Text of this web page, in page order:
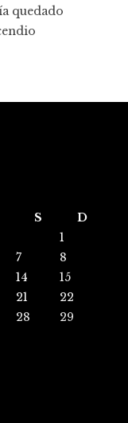
quedado
S
D
1
7
8
14
15
21
22
28
29